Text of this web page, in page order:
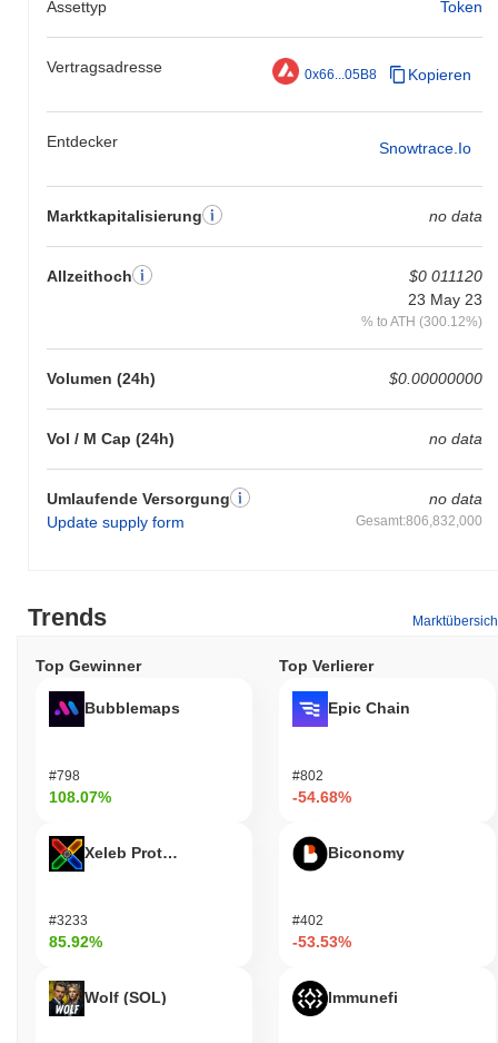
Assettyp Token
Vertragsadresse 0x66...05B8 Kopieren
Entdecker Snowtrace.io
Marktkapitalisierung no data
Allzeithoch
$0 011120
23 May 23
% to ATH (300.12%)
Volumen (24h) $0.00000000
Vol / M Cap (24h) no data
Umlaufende Versorgung
Update supply form
no data
Gesamt:806,832,000
Trends
Top Gewinner
Bubblemaps
#798
108.07%
Xeleb Protocol
#3233
85.92%
Wolf (SOL)
Top Verlierer
Epic Chain
#802
-54.68%
Biconomy
#402
-53.53%
Immunefi